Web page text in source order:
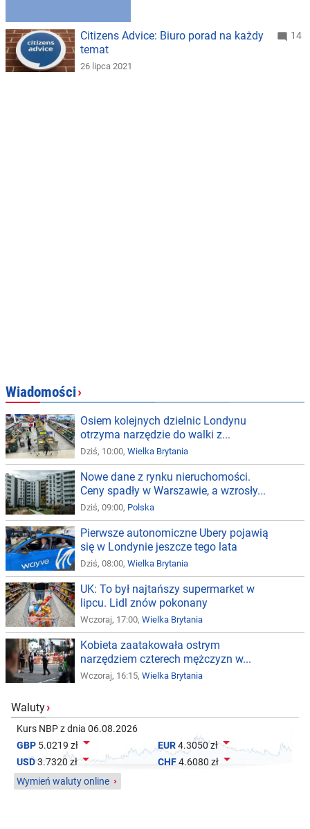
Citizens Advice: Biuro porad na każdy
temat
26 lipca 2021
14
Wiadomości›
Osiem kolejnych dzielnic Londynu
otrzyma narzędzie do walki z...
Dziś, 10:00, Wielka Brytania
Nowe dane z rynku nieruchomości.
Ceny spadły w Warszawie, a wzrosły...
Dziś, 09:00, Polska
Pierwsze autonomiczne Ubery pojawią
się w Londynie jeszcze tego lata
Dziś, 08:00, Wielka Brytania
UK: To był najtańszy supermarket w
lipcu. Lidl znów pokonany
Wczoraj, 17:00, Wielka Brytania
Kobieta zaatakowała ostrym
narzędziem czterech mężczyzn w...
Wczoraj, 16:15, Wielka Brytania
Waluty›
Kurs NBP z dnia 06.08.2026
GBP 5.0219 zł  EUR4.3050 zł
USD3.7320 zł CHF4.6080 zł 
Wymień waluty online ›